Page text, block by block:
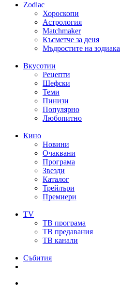
Zodiac
Хороскопи
Астрология
Matchmaker
Късметче за деня
Мъдростите на зодиака
Вкусотии
Рецепти
Шефски
Теми
Пинизи
Популярно
Любопитно
Кино
Новини
Очаквани
Програма
Звезди
Каталог
Трейлъри
Премиери
TV
ТВ програма
ТВ предавания
ТВ канали
Събития